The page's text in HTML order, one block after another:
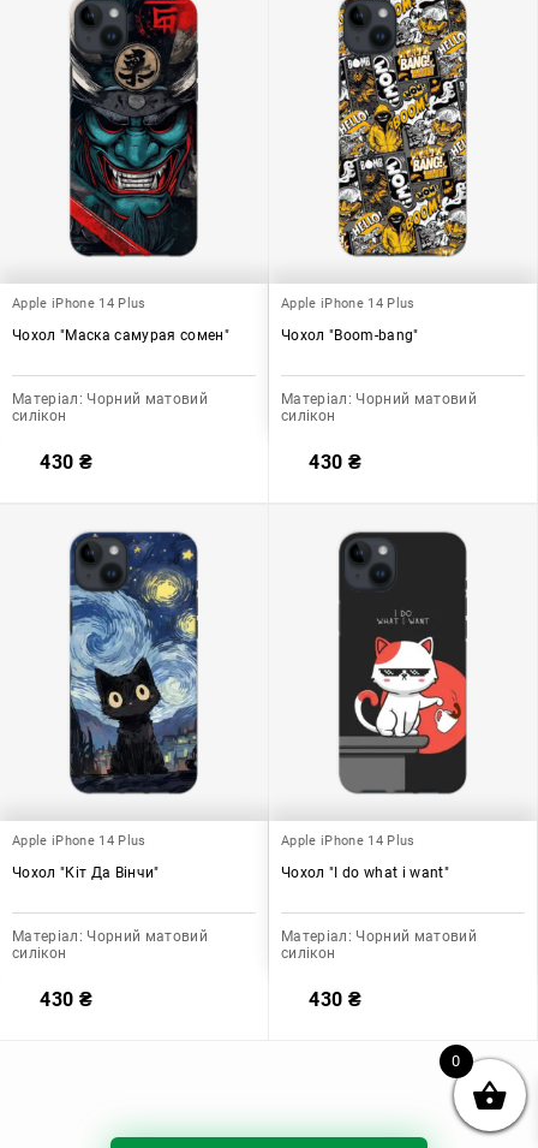
Apple iPhone 14 Plus
Чохол "Маска самурая сомен"
Матеріал: Чорний матовий
силікон
430 ₴
Apple iPhone 14 Plus
Чохол "Boom-bang"
Матеріал: Чорний матовий
силікон
430 ₴
Apple iPhone 14 Plus
Чохол "Кіт Да Вінчи"
Матеріал: Чорний матовий
силікон
430 ₴
Apple iPhone 14 Plus
Чохол "I do what i want"
Матеріал: Чорний матовий
силікон
430 ₴
0